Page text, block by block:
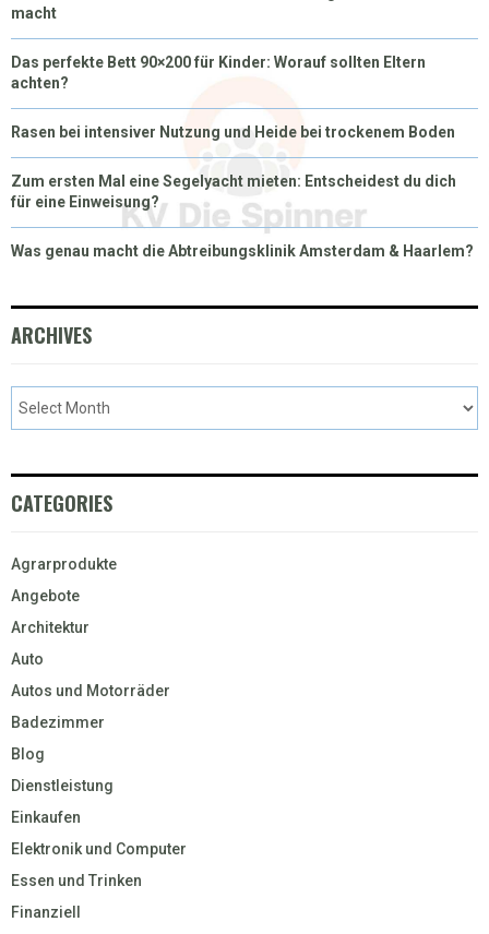
macht
Das perfekte Bett 90×200 für Kinder: Worauf sollten Eltern
achten?
Rasen bei intensiver Nutzung und Heide bei trockenem Boden
Zum ersten Mal eine Segelyacht mieten: Entscheidest du dich
für eine Einweisung?
Was genau macht die Abtreibungsklinik Amsterdam & Haarlem?
ARCHIVES
CATEGORIES
Agrarprodukte
Angebote
Architektur
Auto
Autos und Motorräder
Badezimmer
Blog
Dienstleistung
Einkaufen
Elektronik und Computer
Essen und Trinken
Finanziell